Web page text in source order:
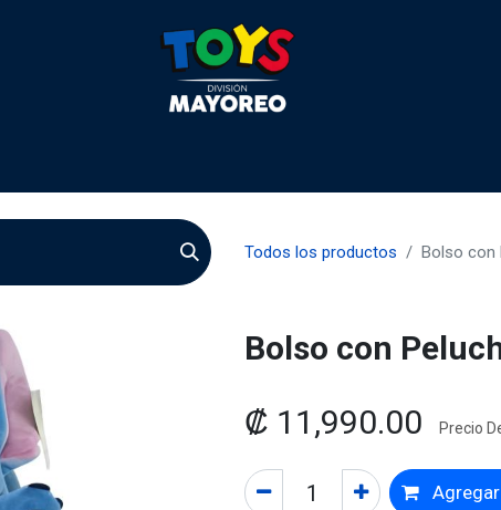
Todos los productos Bolso con
Bolso con
₡ 11,990.00 Precio